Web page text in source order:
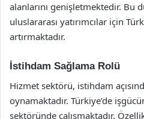
alanlarını genişletmektedir. Bu
uluslararası yatırımcılar için
artırmaktadır.
İstihdam Sağlama Rolü
Hizmet sektörü, istihdam
oynamaktadır. Türkiye’de
sektöründe çalışmaktadır.